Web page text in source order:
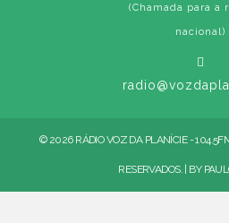
(Chamada para a
nacional)
© 2026 RÁDIO VOZ DA PLANÍCIE -
RESERVADOS. | BY